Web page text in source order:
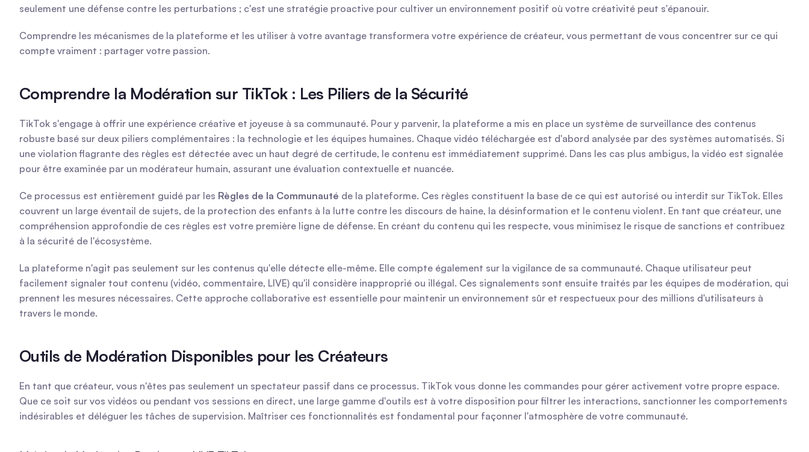
seulement une défense contre les perturbations ; c'est une stratégie proactive pour cultiver un environnement positif où votre créativité peut s'épanouir.
Comprendre les mécanismes de la plateforme et les utiliser à votre avantage transformera votre expérience de créateur, vous permettant de vous concentrer sur ce qui
compte vraiment : partager votre passion.
Comprendre la Modération sur TikTok : Les Piliers de la Sécurité
TikTok s'engage à offrir une expérience créative et joyeuse à sa communauté. Pour y parvenir, la plateforme a mis en place un système de surveillance des contenus
robuste basé sur deux piliers complémentaires : la technologie et les équipes humaines. Chaque vidéo téléchargée est d'abord analysée par des systèmes automatisés. Si
une violation flagrante des règles est détectée avec un haut degré de certitude, le contenu est immédiatement supprimé. Dans les cas plus ambigus, la vidéo est signalée
pour être examinée par un modérateur humain, assurant une évaluation contextuelle et nuancée.
Ce processus est entièrement guidé par les Règles de la Communauté de la plateforme. Ces règles constituent la base de ce qui est autorisé ou interdit sur TikTok. Elles
couvrent un large éventail de sujets, de la protection des enfants à la lutte contre les discours de haine, la désinformation et le contenu violent. En tant que créateur, une
compréhension approfondie de ces règles est votre première ligne de défense. En créant du contenu qui les respecte, vous minimisez le risque de sanctions et contribuez
à la sécurité de l'écosystème.
La plateforme n'agit pas seulement sur les contenus qu'elle détecte elle-même. Elle compte également sur la vigilance de sa communauté. Chaque utilisateur peut
facilement signaler tout contenu (vidéo, commentaire, LIVE) qu'il considère inapproprié ou illégal. Ces signalements sont ensuite traités par les équipes de modération, qui
prennent les mesures nécessaires. Cette approche collaborative est essentielle pour maintenir un environnement sûr et respectueux pour des millions d'utilisateurs à
travers le monde.
Outils de Modération Disponibles pour les Créateurs
En tant que créateur, vous n'êtes pas seulement un spectateur passif dans ce processus. TikTok vous donne les commandes pour gérer activement votre propre espace.
Que ce soit sur vos vidéos ou pendant vos sessions en direct, une large gamme d'outils est à votre disposition pour filtrer les interactions, sanctionner les comportements
indésirables et déléguer les tâches de supervision. Maîtriser ces fonctionnalités est fondamental pour façonner l'atmosphère de votre communauté.